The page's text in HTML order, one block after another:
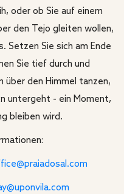
oder ob Sie auf einem
den Tejo gleiten wollen,
Setzen Sie sich am Ende
Sie tief durch und
über den Himmel tanzen,
untergeht - ein Moment,
bleiben wird.